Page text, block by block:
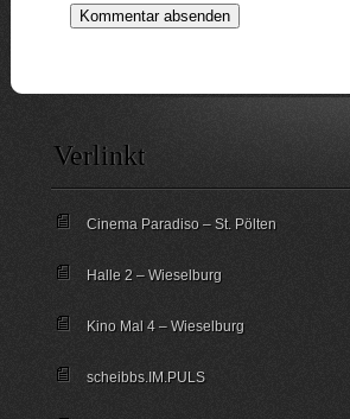
Verlinkt
Cinema Paradiso – St. Pölten
Halle 2 – Wieselburg
Kino Mal 4 – Wieselburg
scheibbs.IM.PULS